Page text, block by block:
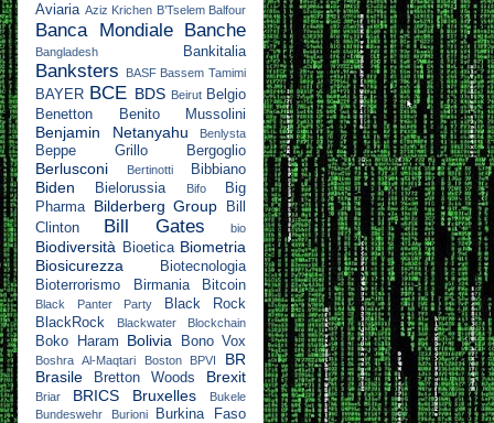
Aviaria Aziz Krichen B’Tselem Balfour
Banca Mondiale Banche
Bangladesh Bankitalia
Banksters BASF Bassem Tamimi
BAYER BCE BDS Beirut Belgio
Benetton
Benito Mussolini
Benjamin Netanyahu Benlysta
Beppe Grillo Bergoglio
Berlusconi Bertinotti Bibbiano
Biden Bielorussia Bifo
Big
Pharma
Bilderberg Group
Bill
Clinton
Bill Gates bio
Biodiversità Bioetica Biometria
Biosicurezza
Biotecnologia
Bioterrorismo
Birmania Bitcoin
Black Panter Party
Black Rock
BlackRock
Blackwater Blockchain
Boko Haram Bolivia Bono Vox
Boshra Al-Maqtari Boston BPVI
BR
Brasile
Bretton Woods Brexit
Briar BRICS Bruxelles
Bukele
Bundeswehr
Burioni Burkina Faso